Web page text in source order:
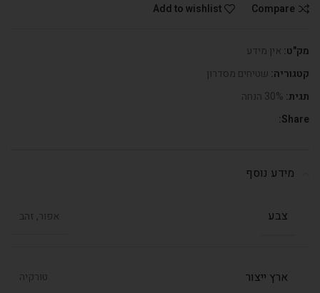
Compare
Add to wishlist
מק"ט: אין מידע
קטגוריה: שטיחים מסדרון
תגית: 30% הנחה
Share:
מידע נוסף
צבע אפור, זהב
ארץ ייצור טורקיה